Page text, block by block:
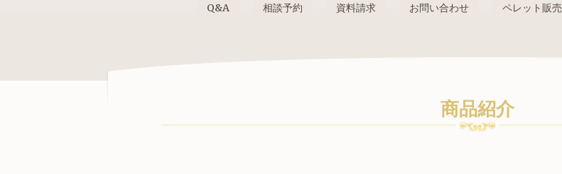
Q&A 相談予約 資料請求 お問い合わせ ペレット販売
商品紹介